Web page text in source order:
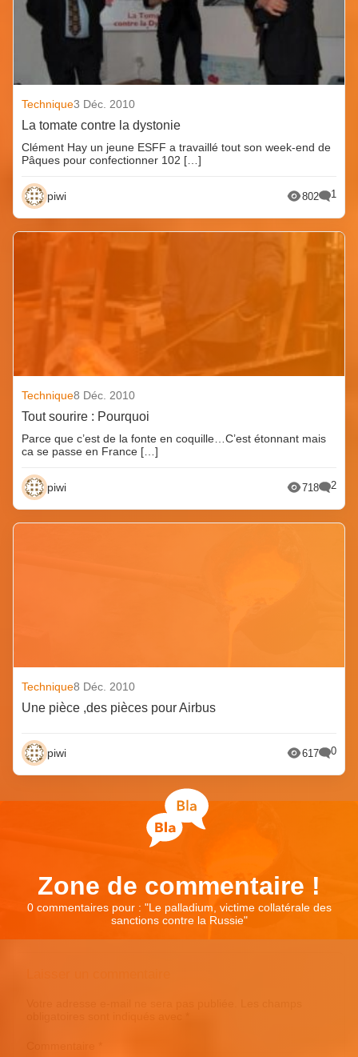
Technique3 Déc. 2010
La tomate contre la dystonie
Clément Hay un jeune ESFF a travaillé tout son week-end de
Pâques pour confectionner 102 […]
piwi 802 1
Technique8 Déc. 2010
Tout sourire : Pourquoi
Parce que c’est de la fonte en coquille…C’est étonnant mais
ca se passe en France […]
piwi 718 2
Technique8 Déc. 2010
Une pièce ,des pièces pour Airbus
piwi 617 0
Zone de commentaire !
0 commentaires pour : "Le palladium, victime collatérale des
sanctions contre la Russie"